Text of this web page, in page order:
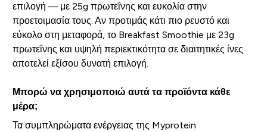
επιλογή — με 25g πρωτεΐνης και ευκολία στην
προετοιμασία τους. Αν προτιμάς κάτι πιο ρευστό και
εύκολο στη μεταφορά, το Breakfast Smoothie με 23g
πρωτεΐνης και υψηλή περιεκτικότητα σε διαιτητικές ίνες
αποτελεί εξίσου δυνατή επιλογή.
Μπορώ να χρησιμοποιώ αυτά τα προϊόντα κάθε
μέρα;
Τα συμπληρώματα ενέργειας της Myprotein